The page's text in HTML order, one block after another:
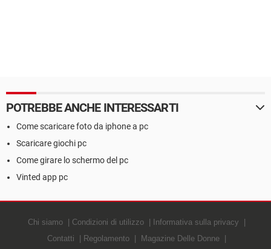
POTREBBE ANCHE INTERESSARTI
Come scaricare foto da iphone a pc
Scaricare giochi pc
Come girare lo schermo del pc
Vinted app pc
Chi siamo Condizioni di utilizzo
Informativa sulla privacy
Contatti
Regolamento Magazine Delle Donne